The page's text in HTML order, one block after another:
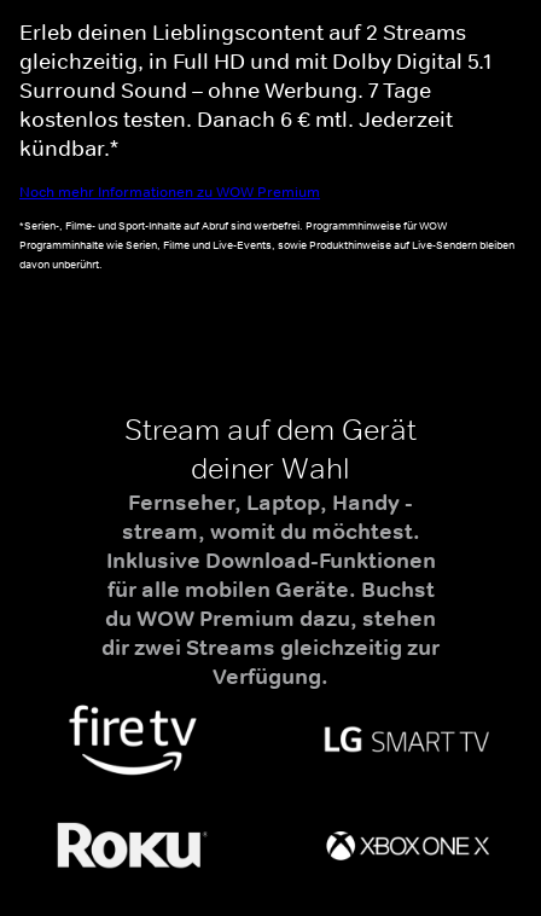
Erleb deinen Lieblingscontent auf 2 Streams
gleichzeitig, in Full HD und mit Dolby Digital 5.1
Surround Sound – ohne Werbung. 7 Tage
kostenlos testen. Danach 6 € mtl. Jederzeit
kündbar.*
Noch mehr Informationen zu WOW Premium
*Serien-, Filme- und Sport-Inhalte auf Abruf sind werbefrei. Programmhinweise für WOW
Programminhalte wie Serien, Filme und Live-Events, sowie Produkthinweise auf Live-Sendern bleiben
davon unberührt.
Stream auf dem Gerät
deiner Wahl
Fernseher, Laptop, Handy -
stream, womit du möchtest.
Inklusive Download-Funktionen
für alle mobilen Geräte. Buchst
du WOW Premium dazu, stehen
dir zwei Streams gleichzeitig zur
Verfügung.